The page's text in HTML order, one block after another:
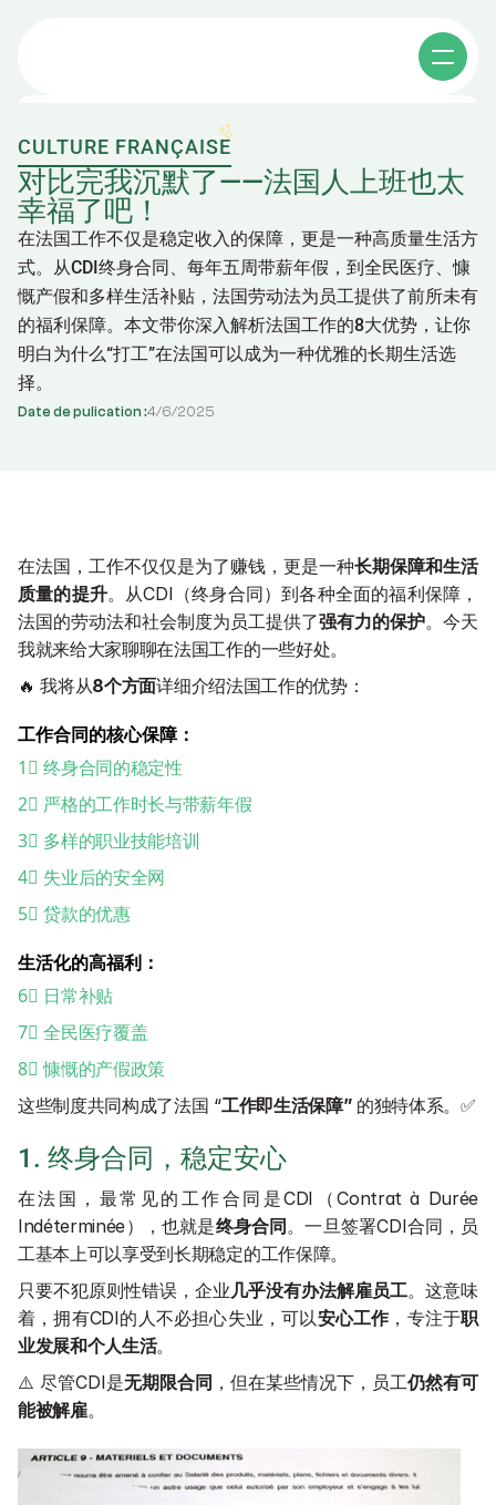
Cours individuels
Cours collectifs
Apprendre le chinois
Affaires en chine
A propos
Financement
Rechercher une formation ou un article
1 séance gratuite
1 séance gratuite
CULTURE FRANÇAISE
对比完我沉默了——法国人上班也太
幸福了吧！
在法国工作不仅是稳定收入的保障，更是一种高质量生活方
式。从CDI终身合同、每年五周带薪年假，到全民医疗、慷
慨产假和多样生活补贴，法国劳动法为员工提供了前所未有
的福利保障。本文带你深入解析法国工作的8大优势，让你
明白为什么“打工”在法国可以成为一种优雅的长期生活选
择。
Date de pulication :4/6/2025
在法国，工作不仅仅是为了赚钱，更是一种长期保障和生活
质量的提升。从CDI（终身合同）到各种全面的福利保障，
法国的劳动法和社会制度为员工提供了强有力的保护。今天
我就来给大家聊聊在法国工作的一些好处。
🔥 我将从8个方面详细介绍法国工作的优势：
工作合同的核心保障：
1⃣️ 终身合同的稳定性
2⃣️ 严格的工作时长与带薪年假
3⃣️ 多样的职业技能培训
4⃣️ 失业后的安全网
5⃣️ 贷款的优惠
生活化的高福利：
6⃣️ 日常补贴
7⃣️ 全民医疗覆盖
8⃣️ 慷慨的产假政策
这些制度共同构成了法国 “工作即生活保障” 的独特体系。✅
1. 终身合同，稳定安心
在法国，最常见的工作合同是CDI（Contrat à Durée
Indéterminée），也就是终身合同。一旦签署CDI合同，员
工基本上可以享受到长期稳定的工作保障。
只要不犯原则性错误，企业几乎没有办法解雇员工。这意味
着，拥有CDI的人不必担心失业，可以安心工作，专注于职
业发展和个人生活。
⚠️ 尽管CDI是无期限合同 ，但在某些情况下，员工仍然有可
能被解雇。